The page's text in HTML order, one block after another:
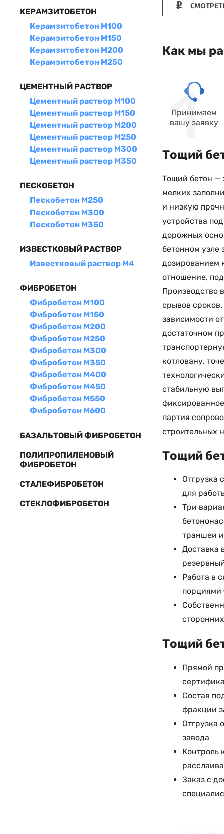
КЕРАМЗИТОБЕТОН
Керамзитобетон М100
Керамзитобетон М150
Керамзитобетон М200
Керамзитобетон М250
ЦЕМЕНТНЫЙ РАСТВОР
Цементный раствор М100
Цементный раствор М150
Цементный раствор М200
Цементный раствор М250
Цементный раствор М300
Цементный раствор М350
ПЕСКОБЕТОН
Пескобетон М250
Пескобетон М300
Пескобетон М350
ИЗВЕСТКОВЫЙ РАСТВОР
Известковый раствор М4
ФИБРОБЕТОН
Фибробетон М100
Фибробетон М150
Фибробетон М200
Фибробетон М250
Фибробетон М300
Фибробетон М350
Фибробетон М400
Фибробетон М450
Фибробетон М550
Фибробетон М600
БАЗАЛЬТОВЫЙ ФИБРОБЕТОН
ПОЛИПРОПИЛЕНОВЫЙ
ФИБРОБЕТОН
СТАЛЕФИБРОБЕТОН
СТЕКЛОФИБРОБЕТОН
Как мы
Принимаем
вашу заявку
Тощий
Тощий бетон —
мелких
и низкую
устройства
дорожных
бетонном узле
дозированием
отношение,
Производство
срывов
зависимости
достаточном
котловану,
стабильную
партия
строительных
Тощий
Отгрузка
для
Три
траншеи
Доставка
Работа в
порциями
Тощий
Прямой
Состав
фракции
Отгрузка
завода
Контроль
Заказ с